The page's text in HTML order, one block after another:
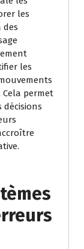
les
des
les
permet